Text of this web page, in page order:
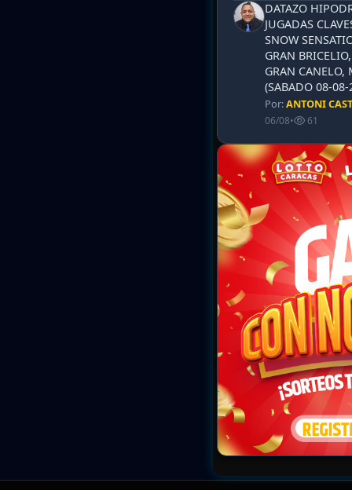
DATAZO
JUGADAS
SNOW
GRAN
GRAN CANELO,
(SABADO 08-
Por:ANTONI
06/08• 61